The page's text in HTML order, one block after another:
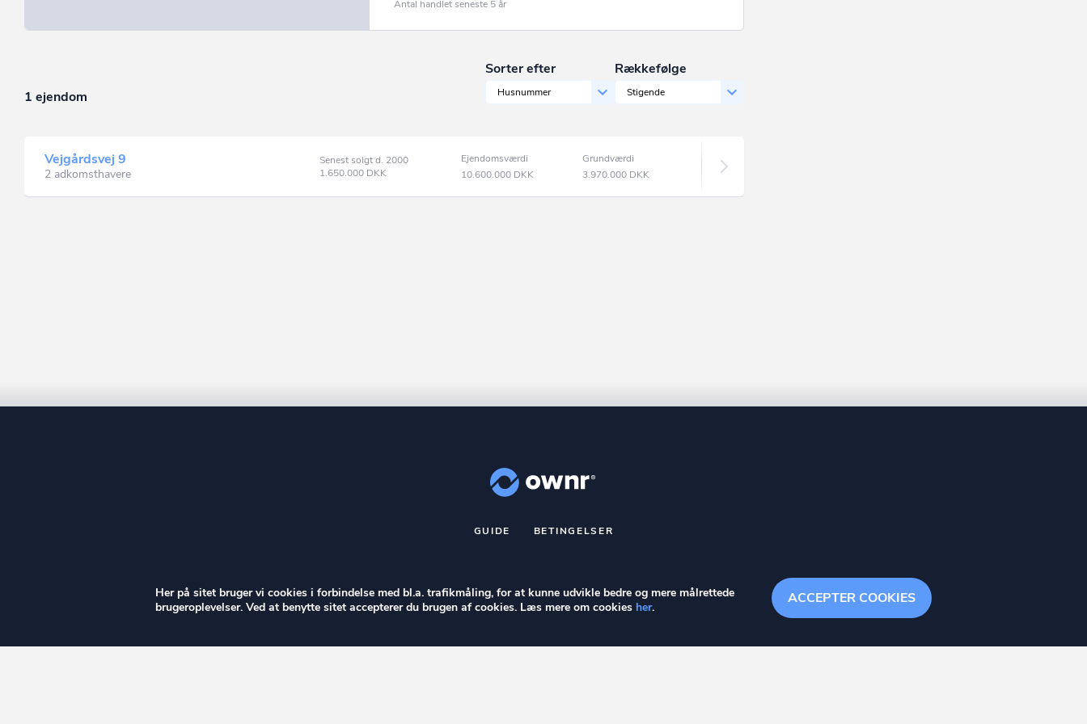
Antal handlet seneste 5 år
1 ejendom
Sorter efter
Husnummer
Rækkefølge
Stigende
Vejgårdsvej 9
2 adkomsthavere
Senest solgt d. 2000
1.650.000 DKK
Ejendomsværdi
10.600.000 DKK
Grundværdi
3.970.000 DKK
GUIDE BETINGELSER
Stationsparken 26. 2., 2600 Glostrup, info@ownr.dk
ACCEPTER COOKIES
Her på sitet bruger vi cookies i forbindelse med bl.a. trafikmåling, for at kunne udvikle bedre og mere målrettede
brugeroplevelser. Ved at benytte sitet accepterer du brugen af cookies. Læs mere om cookies her.